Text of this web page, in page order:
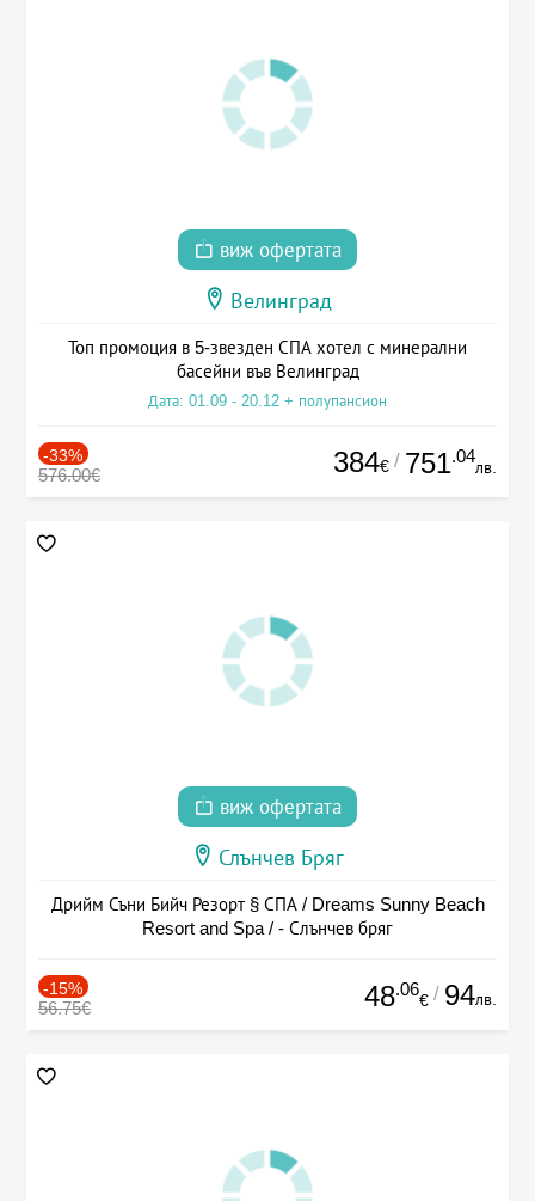
виж офертата
Велинград
Топ промоция в 5-звезден СПА хотел с минерални
басейни във Велинград
Дата: 01.09 - 20.12 + полупансион
-33%
576.00€ 384€ / 751.04
лв.
виж офертата
Слънчев Бряг
Дрийм Съни Бийч Резорт § СПА / Dreams Sunny Beach
Resort and Spa / - Слънчев бряг
-15%
56.75€ 48.06
€ / 94лв.